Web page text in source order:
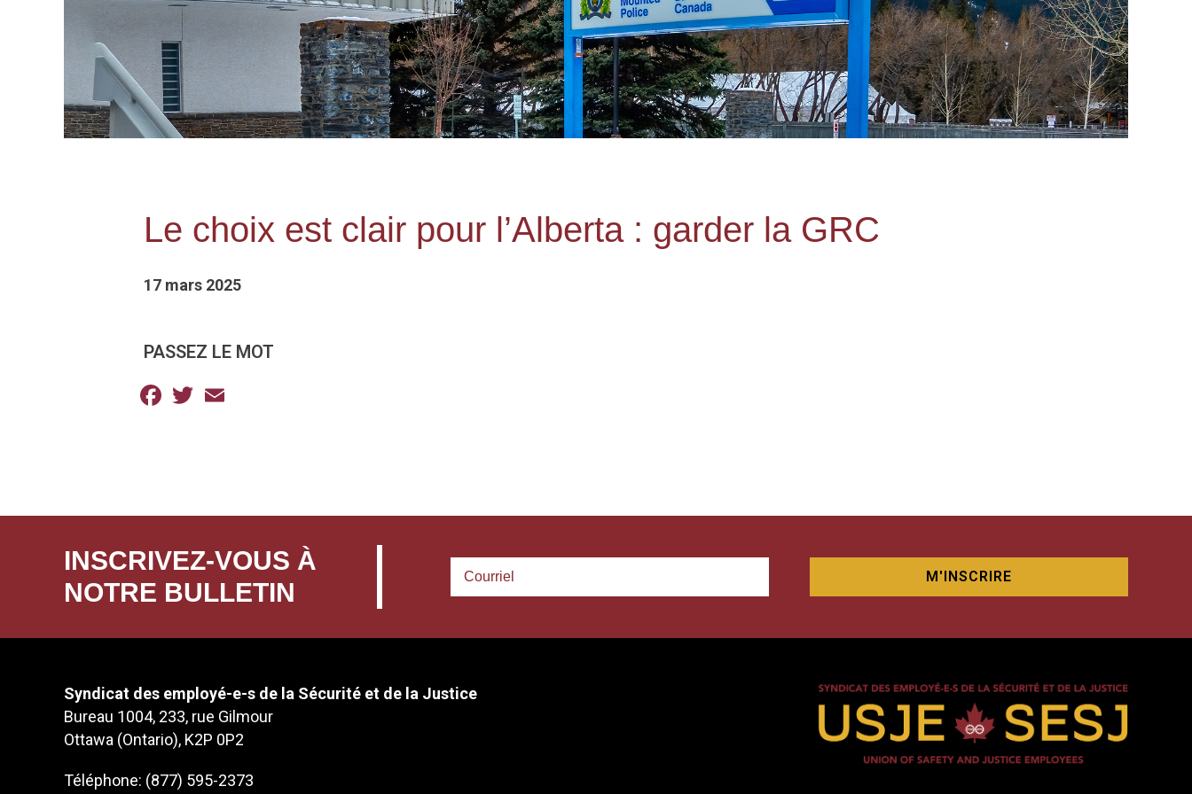
Le choix est clair pour l’Alberta : garder la GRC
17 mars 2025
PASSEZ LE MOT
Facebook
Twitter
INSCRIVEZ-VOUS À
NOTRE BULLETIN
Syndicat des employé-e-s de la Sécurité et de la Justice
Bureau 1004, 233, rue Gilmour
Ottawa (Ontario), K2P 0P2
Téléphone: (877) 595-2373